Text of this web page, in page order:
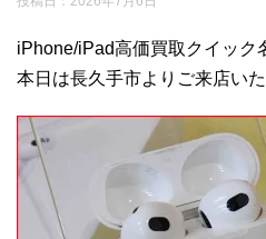
iPhone/iPad高価買取クイック
本日は長久手市よりご来店いた